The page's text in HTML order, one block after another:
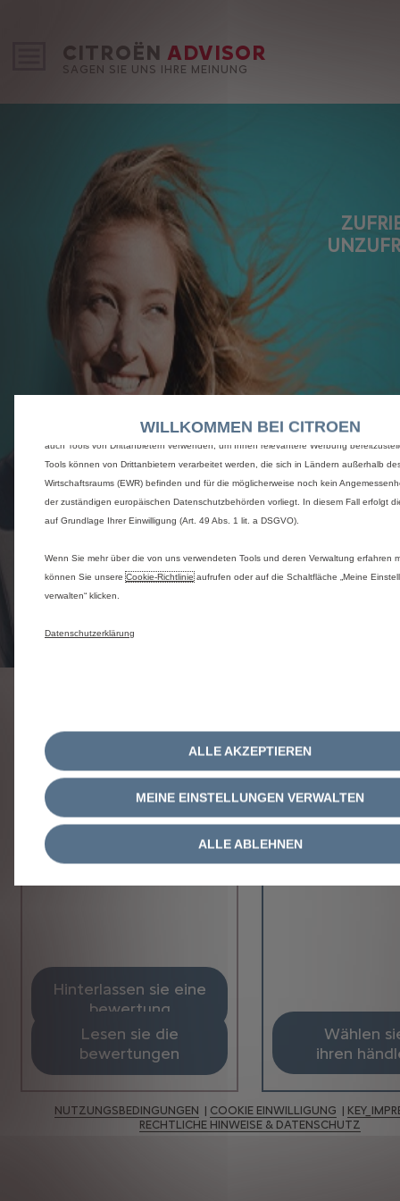
CITROËN ADVISOR
SAGEN SIE UNS IHRE MEINUNG
ENGAGEMENT, AUF DAS SIE ZÄHLEN
KÖNNEN
BEWERTEN SIE IHR
hinterlassen sie eine
bewertung
lesen sie die
bewertungen
WÄHLEN SIE
wählen
ihren
NUTZUNGSBEDINGUNGEN | COOKIE EINWILLIGUNG |
RECHTLICHE HINWEISE & DATENSCHUTZ
WILLKOMMEN BEI CITROEN
Wir verwenden Cookies und/oder andere Tracking-Tools (die „Tools“), um
Ihnen die bestmögliche Nutzung unserer Website bieten. Sie ermöglichen
wie Sicherheit, Netzwerkmanagement und Zugänglichkeit.Die Tools verbessern die
Suchergebnisse und tragen so dazu bei, unser Angebot für Sie zu optimieren.
auch Tools von Drittanbietern verwenden, um Ihnen relevantere Werbung
Tools können von Drittanbietern verarbeitet werden, die sich in Ländern außerhalb
Wirtschaftsraums (EWR) befinden und für die möglicherweise noch kein
der zuständigen europäischen Datenschutzbehörden vorliegt. In diesem Fall erfolgt
auf Grundlage Ihrer Einwilligung (Art. 49 Abs. 1 lit. a DSGVO).
Wenn Sie mehr über die von uns verwendeten Tools und deren Verwaltung erfahren
können Sie unsereCookie‑Richtlinieaufrufen oder auf die Schaltfläche „Meine
verwalten“ klicken.
Datenschutzerklärung
MEINE EINSTELLUNGEN VERWALTEN
ALLE AKZEPTIEREN
ALLE ABLEHNEN